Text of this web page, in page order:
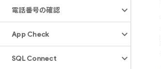
電話番号の確認
App Check
SQL Connect